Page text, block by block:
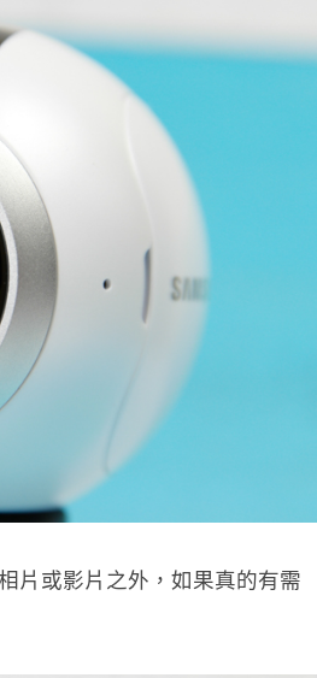
片或影片之外，如果真的有需